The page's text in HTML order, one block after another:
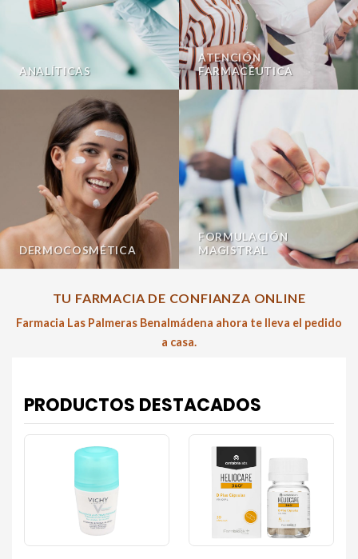
ANALÍTICAS
ATENCIÓN
FARMACÉUTICA
DERMOCOSMÉTICA
FORMULACIÓN
MAGISTRAL
TU FARMACIA DE CONFIANZA ONLINE
Farmacia Las Palmeras Benalmádena ahora te lleva el pedido
a casa.